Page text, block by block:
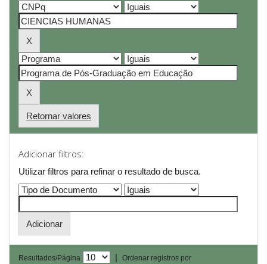
Retornar valores
Adicionar filtros:
Utilizar filtros para refinar o resultado de busca.
Resultados/Página |
Ordenar registros por